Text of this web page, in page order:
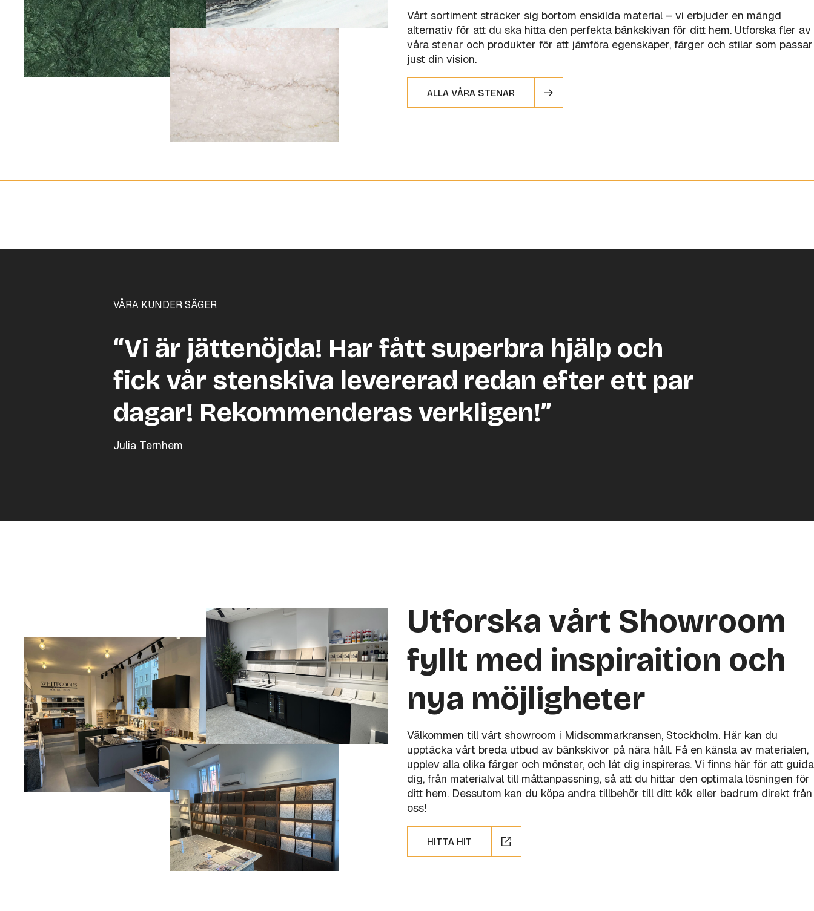
Vårt sortiment sträcker sig bortom enskilda material – vi erbjuder en mängd
alternativ för att du ska hitta den perfekta bänkskivan för ditt hem. Utforska fler av
våra stenar och produkter för att jämföra egenskaper, färger och stilar som passar
just din vision.
ALLA VÅRA STENAR
VÅRA KUNDER SÄGER
“Vi är jättenöjda! Har fått superbra hjälp och
fick vår stenskiva levererad redan efter ett par
dagar! Rekommenderas verkligen!”
Julia Ternhem
Utforska vårt Showroom
fyllt med inspiraition och
nya möjligheter
Välkommen till vårt showroom i Midsommarkransen, Stockholm. Här kan du
upptäcka vårt breda utbud av bänkskivor på nära håll. Få en känsla av materialen,
upplev alla olika färger och mönster, och låt dig inspireras. Vi finns här för att guida
dig, från materialval till måttanpassning, så att du hittar den optimala lösningen för
ditt hem. Dessutom kan du köpa andra tillbehör till ditt kök eller badrum direkt från
oss!
HITTA HIT